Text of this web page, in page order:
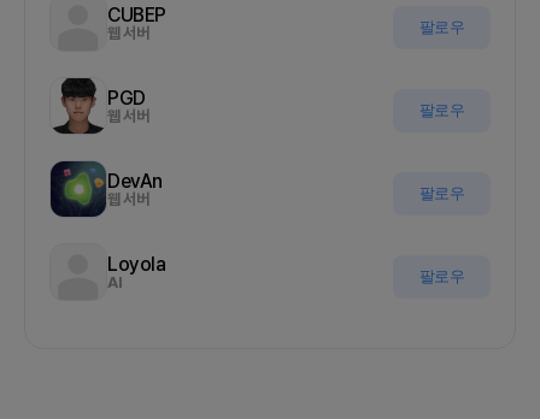
CUBEP
웹 서버 팔로우
PGD
웹 서버 팔로우
DevAn
웹 서버 팔로우
Loyola
AI 팔로우